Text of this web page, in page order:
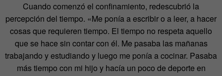
Cuando comenzó el confinamiento, redescubrió la
percepción del tiempo. «Me ponía a escribir o a leer, a hacer
cosas que requieren tiempo. El tiempo no respeta aquello
que se hace sin contar con él. Me pasaba las mañanas
trabajando y estudiando y luego me ponía a cocinar. Pasaba
más tiempo con mi hijo y hacía un poco de deporte en